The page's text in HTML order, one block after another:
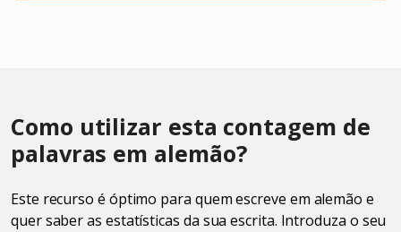
Como utilizar esta contagem de
palavras em alemão?
Este recurso é óptimo para quem escreve em alemão e
quer saber as estatísticas da sua escrita. Introduza o seu